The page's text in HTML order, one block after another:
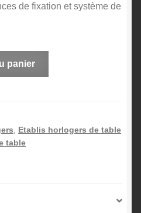
de fixation et système de
panier
n
, Etablis horlogers de table
table